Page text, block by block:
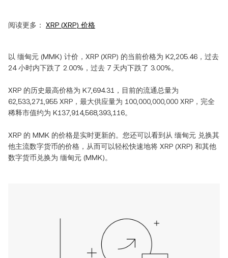
阅读更多： XRP (XRP) 价格
以 缅甸元 (MMK) 计价， XRP (XRP) 的当前价格为 K2,205.46 ，过去
24 小时内下跌了 2.00% ，过去 7 天内下跌了 3.00%。
XRP 的历史最高价格为 K7,694.31 ，目前的流通总量为
62,533,271,955 XRP ，最大供应量为 100,000,000,000 XRP ，完全
稀释市值约为 K137,914,568,393,116。
XRP 的 MMK 的价格是实时更新的。您还可以看到从 缅甸元 兑换其
他主流数字货币的价格，从而可以轻松快速地将 XRP (XRP) 和其他
数字货币兑换为 缅甸元 (MMK)。